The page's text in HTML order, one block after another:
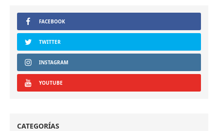
FACEBOOK
TWITTER
INSTAGRAM
YOUTUBE
CATEGORÍAS